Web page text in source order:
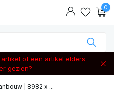
0
of een artikel elders
gezien?
| 8982 x ...